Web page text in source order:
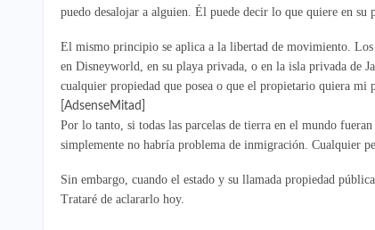
puedo desalojar a alguien. Él puede decir lo que quiere en
El mismo principio se aplica a la libertad de movimiento.
en Disneyworld, en su playa privada, o en la isla privada de
cualquier propiedad que posea o que el propietario quiera mi
[AdsenseMitad]
Por lo tanto, si todas las parcelas de tierra en el mundo
simplemente no habría problema de inmigración. Cualquier
Sin embargo, cuando el estado y su llamada propiedad
Trataré de aclararlo hoy.